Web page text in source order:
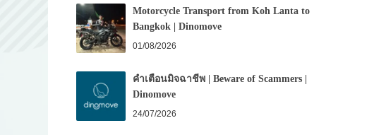
Motorcycle Transport from Koh Lanta to
Bangkok | Dinomove
01/08/2026
คำเตือนมิจฉาชีพ | Beware of Scammers |
Dinomove
24/07/2026